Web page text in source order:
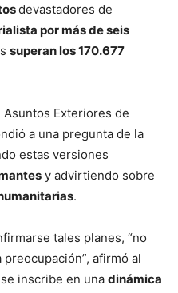
devastadores de
por más de seis
superan los 170.677
Exteriores de
a una pregunta de la
estas versiones
y advirtiendo sobre
.
tales planes, “no
afirmó al
inscribe en una dinámica